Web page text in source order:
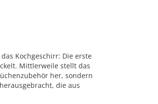
Kochgeschirr: Die erste
Mittlerweile stellt das
her, sondern
die aus